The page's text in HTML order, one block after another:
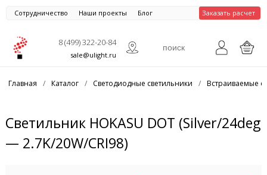
Сотрудничество Наши проекты Блог Заказать расчет
8 (499) 322-20-84
sale@ulight.ru
Главная / Каталог / Светодиодные светильники / Встраиваемые
Светильник HOKASU DOT (Silver/24deg
— 2.7K/20W/CRI98)